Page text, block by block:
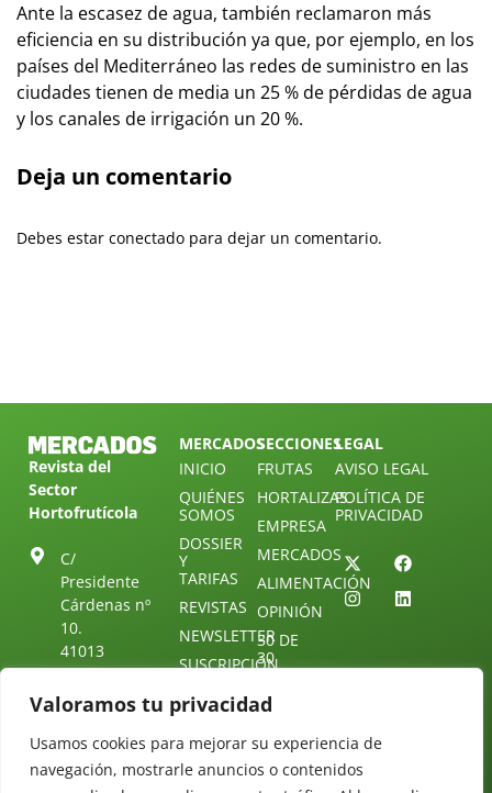
Valoramos tu privacidad
Usamos cookies para mejorar su experiencia de
navegación, mostrarle anuncios o contenidos
Ante la escasez de agua, también reclamaron más
eficiencia en su distribución ya que, por ejemplo, en los
países del Mediterráneo las redes de suministro en las
ciudades tienen de media un 25 % de pérdidas de agua
y los canales de irrigación un 20 %.
Deja un comentario
Debes estar conectado para dejar un comentario.
Revista del
Sector
Hortofrutícola
C/
Presidente
Cárdenas nº
10.
41013
Sevilla.
ESPAÑA
25 88 51
redaccion@revistamercados.com
MERCADOS
INICIO
QUIÉNES
SOMOS
DOSSIER
Y
TARIFAS
REVISTAS
NEWSLETTER
SUSCRIPCIÓN
ÚNETE A
NUESTRO
CONTACTO
SECCIONES
FRUTAS
HORTALIZAS
EMPRESA
MERCADOS
ALIMENTACIÓN
OPINIÓN
30 DE
30
LEGAL
AVISO LEGAL
POLÍTICA DE
PRIVACIDAD